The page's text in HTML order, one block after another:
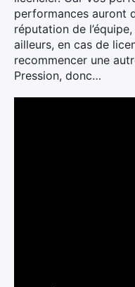
performances auront
réputation de
ailleurs, en cas de
recommencer une
Pression, donc…